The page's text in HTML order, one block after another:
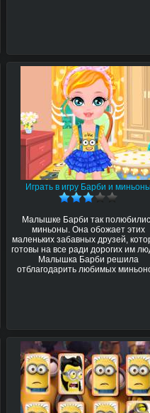
Играть в игру Барби и
Малышке Барби так
миньоны. Она обожает этих
маленьких забавных друзей,
готовы на все ради дорогих им
Малышка Барби решила
отблагодарить любимых